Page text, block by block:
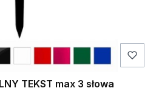
TEKST max 3 słowa